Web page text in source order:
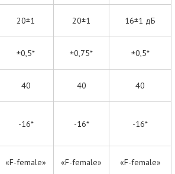
20±1 20±1 16±1 дБ
±0,5* ±0,75* ±0,5*
40 40 40
-16* -16* -16*
«F-female» «F-female» «F-female»